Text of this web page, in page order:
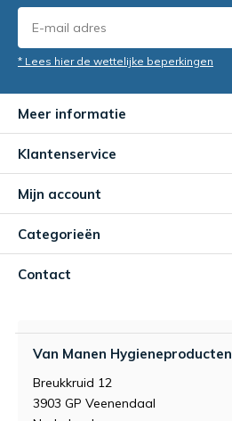
* Lees hier de wettelijke beperkingen
Meer informatie
Klantenservice
Mijn account
Categorieën
Contact
Van Manen Hygieneproducten
Breukkruid 12
3903 GP Veenendaal